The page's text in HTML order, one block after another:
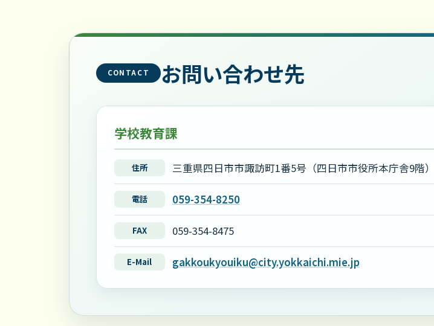
CONTACT お問い合わせ先
学校教育課
住所 三重県四日市市諏訪町1番5号（四日市市役所本庁舎9階）
電話 059-354-8250
FAX 059-354-8475
E-Mail gakkoukyouiku@city.yokkaichi.mie.jp